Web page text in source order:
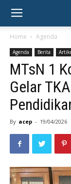
Home Agenda
Agenda Berita
MTsN 1
Gelar
By acep - 19/04/2026